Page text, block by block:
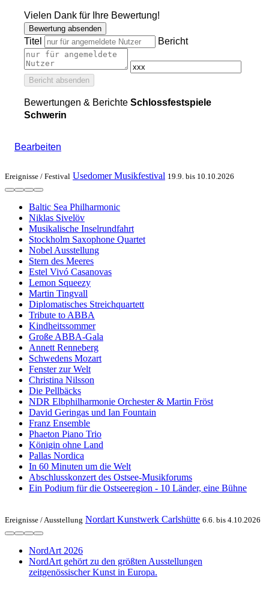
Vielen Dank für Ihre Bewertung!
Bewertung absenden
Titel Bericht
Bericht absenden
Bewertungen & Berichte Schlossfestspiele
Schwerin
Bearbeiten
Ereignisse / Festival Usedomer Musikfestival 19.9. bis 10.10.2026
Baltic Sea Philharmonic
Niklas Sivelöv
Musikalische Inselrundfahrt
Stockholm Saxophone Quartet
Nobel Ausstellung
Stern des Meeres
Estel Vivó Casanovas
Lemon Squeezy
Martin Tingvall
Diplomatisches Streichquartett
Tribute to ABBA
Kindheitssommer
Große ABBA-Gala
Annett Renneberg
Schwedens Mozart
Fenster zur Welt
Christina Nilsson
Die Pellbäcks
NDR Elbphilharmonie Orchester & Martin Fröst
David Geringas und Ian Fountain
Franz Ensemble
Phaeton Piano Trio
Königin ohne Land
Pallas Nordica
In 60 Minuten um die Welt
Abschlusskonzert des Ostsee-Musikforums
Ein Podium für die Ostseeregion - 10 Länder, eine Bühne
Ereignisse / Ausstellung Nordart Kunstwerk Carlshütte 6.6. bis 4.10.2026
NordArt 2026
NordArt gehört zu den größten Ausstellungen
zeitgenössischer Kunst in Europa.